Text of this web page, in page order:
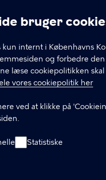
bruger
kun internt i Københavns
og forbedre
læse cookiepolitikken
vores cookiepolitik her
ved at klikke på
Statistiske